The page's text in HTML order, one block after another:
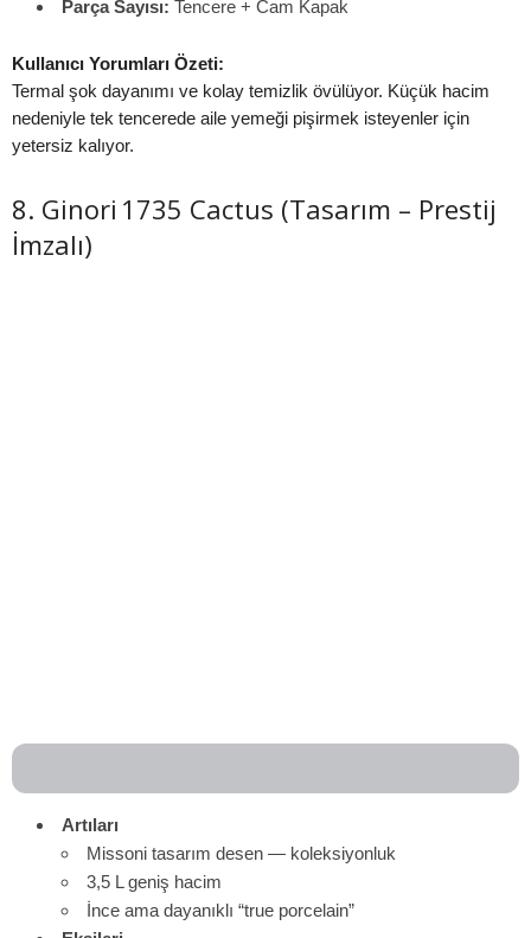
Parça Sayısı: Tencere + Cam Kapak
Kullanıcı Yorumları Özeti:
Termal şok dayanımı ve kolay temizlik övülüyor. Küçük hacim
nedeniyle tek tencerede aile yemeği pişirmek isteyenler için
yetersiz kalıyor.
8. Ginori 1735 Cactus (Tasarım – Prestij
İmzalı)
Artıları
Missoni tasarım desen — koleksiyonluk
3,5 L geniş hacim
İnce ama dayanıklı “true porcelain”